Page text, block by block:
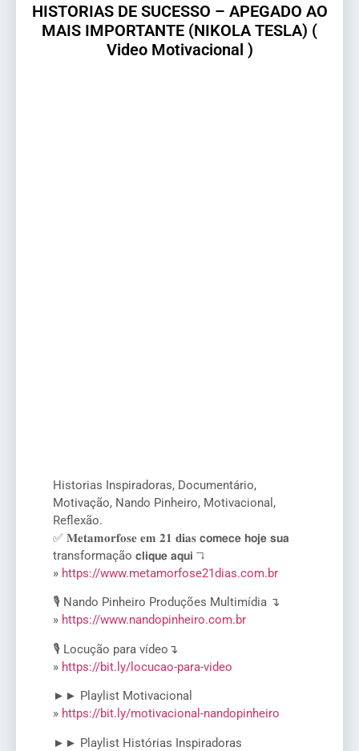
HISTORIAS DE SUCESSO – APEGADO AO
MAIS IMPORTANTE (NIKOLA TESLA) (
Video Motivacional )
Historias Inspiradoras, Documentário,
Motivação, Nando Pinheiro, Motivacional,
Reflexão.
✅ 𝐌𝐞𝐭𝐚𝐦𝐨𝐫𝐟𝐨𝐬𝐞 𝐞𝐦 𝟐𝟏 𝐝𝐢𝐚𝐬 𝗰𝗼𝗺𝗲𝗰𝗲 𝗵𝗼𝗷𝗲 𝘀𝘂𝗮
transformação 𝗰𝗹𝗶𝗾𝘂𝗲 𝗮𝗾𝘂𝗶 ↴
» https://www.metamorfose21dias.com.br
🎙️ Nando Pinheiro Produções Multimídia ↴
» https://www.nandopinheiro.com.br
🎙️ Locução para vídeo↴
» https://bit.ly/locucao-para-video
►► Playlist Motivacional
» https://bit.ly/motivacional-nandopinheiro
►► Playlist Histórias Inspiradoras